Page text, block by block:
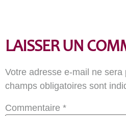
LAISSER UN
Votre adresse e-mail ne sera
champs obligatoires sont
Commentaire *